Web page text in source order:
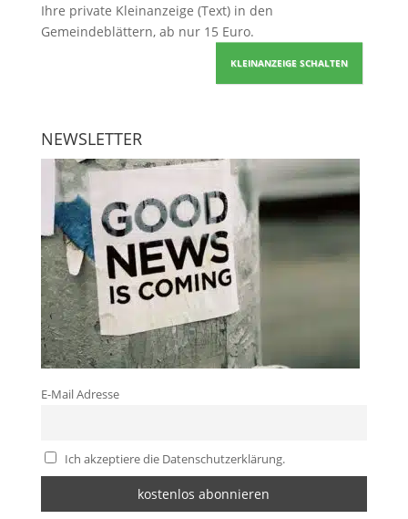
Ihre private Kleinanzeige (Text) in den
Gemeindeblättern, ab nur 15 Euro.
KLEINANZEIGE SCHALTEN
NEWSLETTER
E-Mail Adresse
Ich akzeptiere die Datenschutzerklärung.